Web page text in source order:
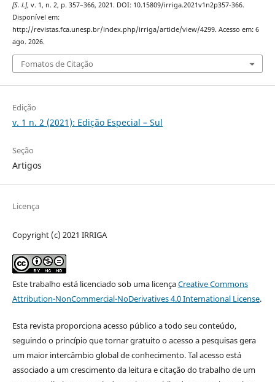
[S. l.], v. 1, n. 2, p. 357–366, 2021. DOI: 10.15809/irriga.2021v1n2p357-366.
Disponível em:
http://revistas.fca.unesp.br/index.php/irriga/article/view/4299. Acesso em: 6
ago. 2026.
Fomatos de Citação
Edição
v. 1 n. 2 (2021): Edição Especial – Sul
Seção
Artigos
Licença
Copyright (c) 2021 IRRIGA
Este trabalho está licenciado sob uma licençaCreative Commons
Attribution-NonCommercial-NoDerivatives 4.0 International License.
Esta revista proporciona acesso público a todo seu conteúdo,
seguindo o princípio que tornar gratuito o acesso a pesquisas gera
um maior intercâmbio global de conhecimento. Tal acesso está
associado a um crescimento da leitura e citação do trabalho de um